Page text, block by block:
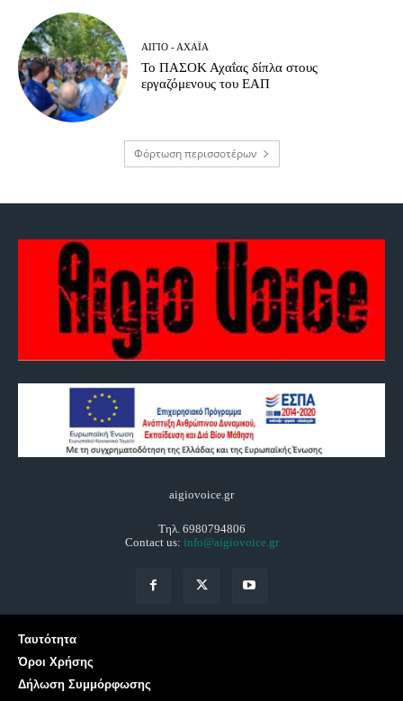
ΑΊΓΙΟ - ΑΧΑΪ́Α
Το ΠΑΣΟΚ Αχαΐας δίπλα στους
εργαζόμενους του ΕΑΠ
Φόρτωση περισσοτέρων
aigiovoice.gr
Τηλ. 6980794806
Contact us: info@aigiovoice.gr
Ταυτότητα
Όροι Χρήσης
Δήλωση Συμμόρφωσης